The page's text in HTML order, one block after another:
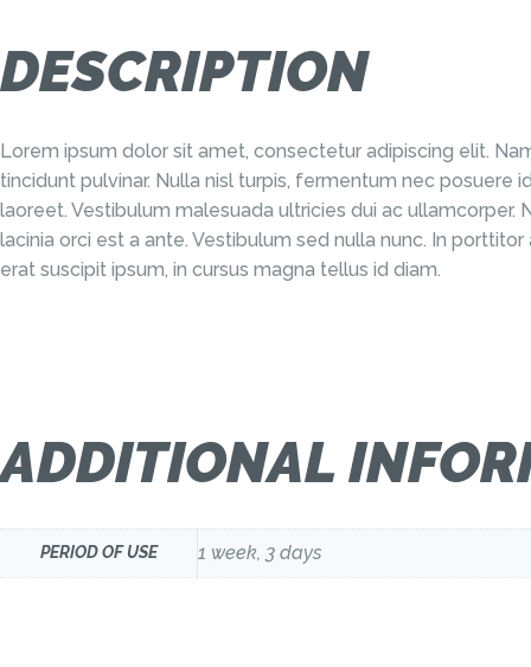
DESCRIPTION
Lorem ipsum dolor sit amet, consectetur adipiscing elit.
tincidunt pulvinar. Nulla nisl turpis, fermentum nec posuere
laoreet. Vestibulum malesuada ultricies dui ac
lacinia orci est a ante. Vestibulum sed nulla nunc. In
erat suscipit ipsum, in cursus magna tellus id diam.
ADDITIONAL
PERIOD OF USE 1 week, 3 days